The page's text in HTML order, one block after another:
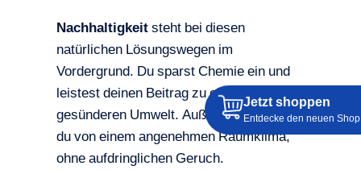
Nachhaltigkeitsteht bei diesen
natürlichen Lösungswegen im
Vordergrund. Du sparst Chemie ein und
leistest deinen Beitrag zu einer
gesünderen Umwelt. Außerdem profitierst
du von einem angenehmen Raumklima,
ohne aufdringlichen Geruch.
Jetzt shoppen
Entdecke den neuen Shop